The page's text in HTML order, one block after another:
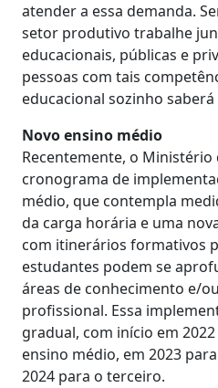
atender a essa demanda.
setor produtivo trabalhe
educacionais, públicas e
pessoas com tais
educacional sozinho
Novo ensino médio
Recentemente, o Ministério
cronograma de
médio, que contempla
da carga horária e uma
com itinerários formativos
estudantes podem se
áreas de conhecimento e/
profissional. Essa
gradual, com início em
ensino médio, em 2023
2024 para o terceiro.